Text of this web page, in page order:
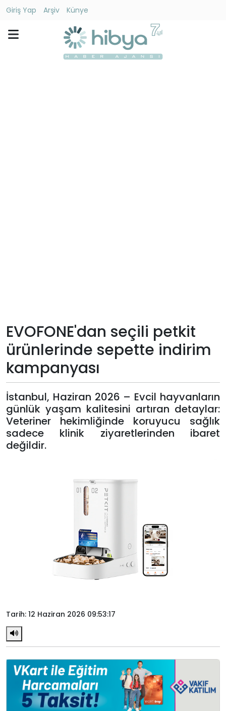
Giriş Yap Arşiv
Künye
Künye
Giriş
Yap
EVOFONE'dan seçili petkit
ürünlerinde sepette indirim
kampanyası
İstanbul, Haziran 2026 – Evcil hayvanların
günlük yaşam kalitesini artıran detaylar:
Veteriner hekimliğinde koruyucu sağlık
sadece klinik ziyaretlerinden ibaret
değildir.
Tarih: 12 Haziran 2026 09:53:17